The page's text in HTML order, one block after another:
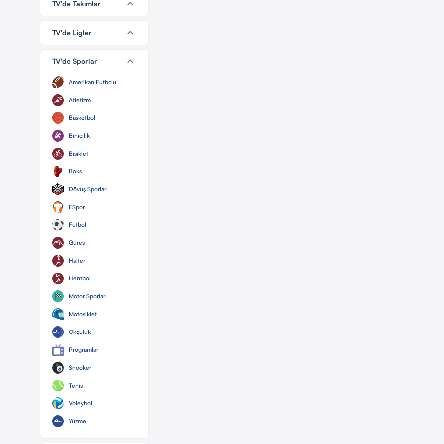
TV'de Takımlar keyboard_arrow_down
TV'de Ligler keyboard_arrow_down
TV'de Sporlar keyboard_arrow_down
Amerikan Futbolu
Atletizm
Basketbol
Binicilik
Bisiklet
Boks
Dövüş Sporları
ESpor
Futbol
Güreş
Halter
Hentbol
Motor Sporları
Motosiklet
Okçuluk
Programlar
Snooker
Tenis
Voleybol
Yüzme